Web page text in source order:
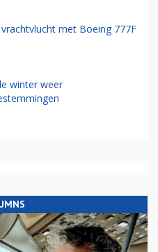
met Boeing 777F
winter weer